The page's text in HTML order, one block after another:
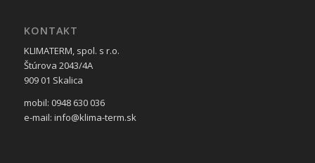
KONTAKT
KLIMATERM, spol. s r.o.
Štúrova 2043/4A
909 01 Skalica
mobil: 0948 630 036
e-mail: info@klima-term.sk